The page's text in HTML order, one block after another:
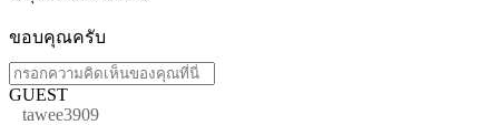
ขอบคุณครับ
GUEST
tawee3909